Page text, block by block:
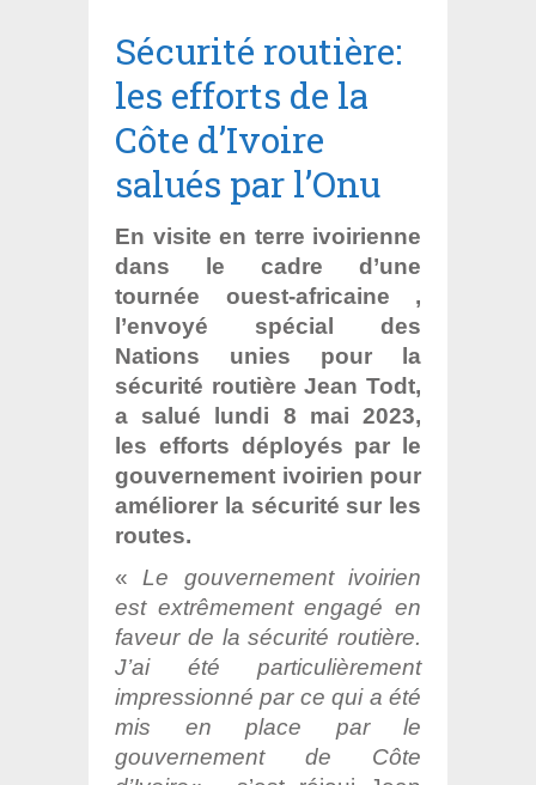
Sécurité routière:
les efforts de la
Côte d’Ivoire
salués par l’Onu
En visite en terre ivoirienne
dans le cadre d’une
tournée ouest-africaine ,
l’envoyé spécial des
Nations unies pour la
sécurité routière Jean Todt,
a salué lundi 8 mai 2023,
les efforts déployés par le
gouvernement ivoirien pour
améliorer la sécurité sur les
routes.
« Le gouvernement ivoirien
est extrêmement engagé en
faveur de la sécurité routière.
J’ai été particulièrement
impressionné par ce qui a été
mis en place par le
gouvernement de Côte